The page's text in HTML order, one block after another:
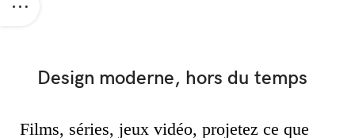
Design moderne, hors du temps
Films, séries, jeux vidéo, projetez ce que